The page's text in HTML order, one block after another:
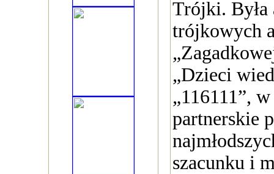
Trójki. Była
trójkowych
„Dzieci
„116111”,
partnerskie
szacunku i